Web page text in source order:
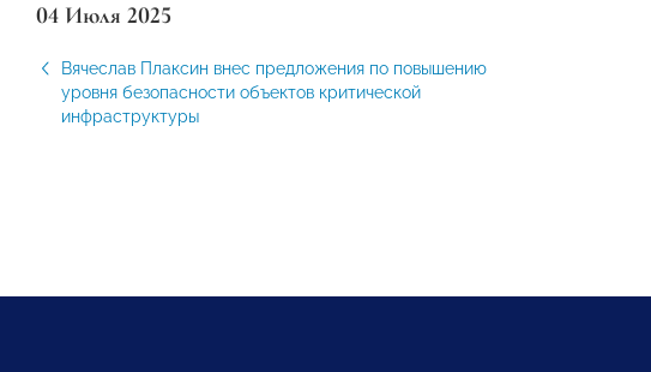
04 Июля 2025
Вячеслав Плаксин внес предложения по повышению
уровня безопасности объектов критической
инфраструктуры